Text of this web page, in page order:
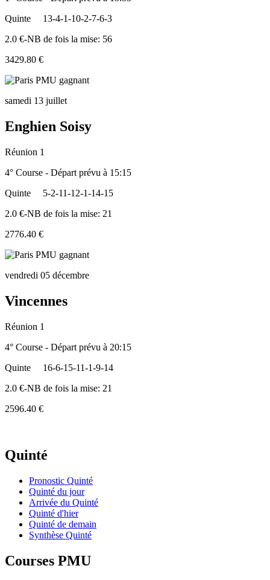
Quinte
13-4-1-10-2-7-6-3
2.0 €-NB de fois la mise: 56
3429.80 €
samedi 13 juillet
Enghien Soisy
Réunion 1
4° Course - Départ prévu à 15:15
Quinte
5-2-11-12-1-14-15
2.0 €-NB de fois la mise: 21
2776.40 €
vendredi 05 décembre
Vincennes
Réunion 1
4° Course - Départ prévu à 20:15
Quinte
16-6-15-11-1-9-14
2.0 €-NB de fois la mise: 21
2596.40 €
Quinté
Pronostic Quinté
Quinté du jour
Arrivée du Quinté
Quinté d'hier
Quinté de demain
Synthèse Quinté
Courses PMU